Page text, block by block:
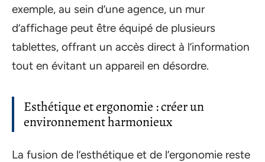
exemple, au sein d’une agence, un mur
d’affichage peut être équipé de plusieurs
tablettes, offrant un accès direct à l’information
tout en évitant un appareil en désordre.
Esthétique et ergonomie : créer un
environnement harmonieux
La fusion de l’esthétique et de l’ergonomie reste